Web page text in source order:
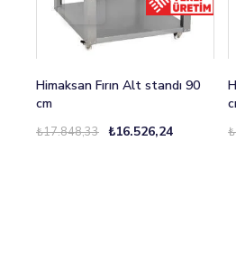
Himaksan Fırın Alt standı 90
cm
₺16.526,24
₺17.848,33